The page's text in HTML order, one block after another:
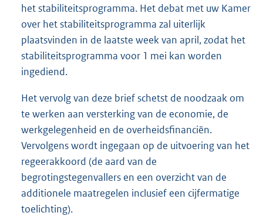
het stabiliteitsprogramma. Het debat met uw Kamer
over het stabiliteitsprogramma zal uiterlijk
plaatsvinden in de laatste week van april, zodat het
stabiliteitsprogramma voor 1 mei kan worden
ingediend.
Het vervolg van deze brief schetst de noodzaak om
te werken aan versterking van de economie, de
werkgelegenheid en de overheidsfinanciën.
Vervolgens wordt ingegaan op de uitvoering van het
regeerakkoord (de aard van de
begrotingstegenvallers en een overzicht van de
additionele maatregelen inclusief een cijfermatige
toelichting).